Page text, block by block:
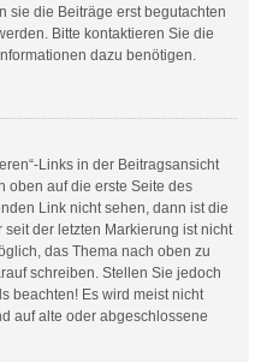
sie die Beiträge erst begutachten
Bitte kontaktieren Sie die
dazu benötigen.
Links in der Beitragsansicht
oben auf die erste Seite des
Link nicht sehen, dann ist die
der letzten Markierung ist nicht
das Thema nach oben zu
schreiben. Stellen Sie jedoch
beachten! Es wird meist nicht
auf alte oder abgeschlossene